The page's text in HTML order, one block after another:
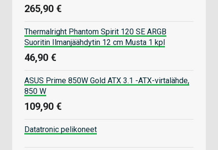
265,90 €
Thermalright Phantom Spirit 120 SE ARGB
Suoritin Ilmanjäähdytin 12 cm Musta 1 kpl
46,90 €
ASUS Prime 850W Gold ATX 3.1 -ATX-virtalähde,
850 W
109,90 €
Datatronic pelikoneet